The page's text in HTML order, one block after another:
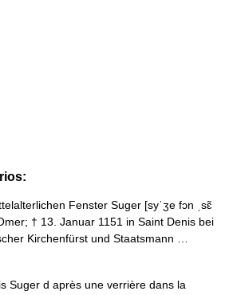
Fenster Suger [syˈʒe fɔn ˌsɛ̃
† 13. Januar 1151 in Saint Denis bei
Kirchenfürst und Staatsmann …
Suger d après une verrière dans la